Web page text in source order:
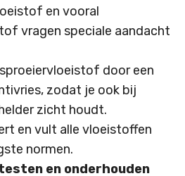
en vooral
vragen speciale aandacht
door een
zodat je ook bij
zicht houdt.
en vult alle vloeistoffen
normen.
en onderhouden